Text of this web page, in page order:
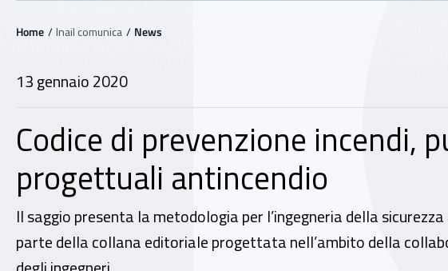
Navigazione - Ti trovi in:
Home Inail comunica News
13 gennaio 2020
Codice di prevenzione incendi,
progettuali antincendio
Il saggio presenta la metodologia per l’ingegneria della
parte della collana editoriale progettata nell’ambito della